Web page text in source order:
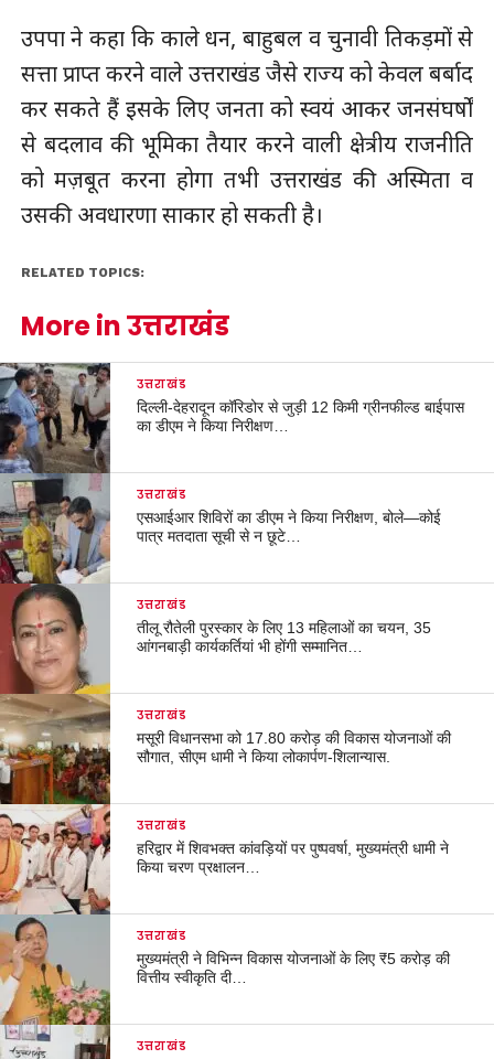
उपपा ने कहा कि काले धन, बाहुबल व चुनावी तिकड़मों से
सत्ता प्राप्त करने वाले उत्तराखंड जैसे राज्य को केवल बर्बाद
कर सकते हैं इसके लिए जनता को स्वयं आकर जनसंघर्षों
से बदलाव की भूमिका तैयार करने वाली क्षेत्रीय राजनीति
को मज़बूत करना होगा तभी उत्तराखंड की अस्मिता व
उसकी अवधारणा साकार हो सकती है।
RELATED TOPICS:
More in उत्तराखंड
उत्तराखंड
दिल्ली-देहरादून कॉरिडोर से जुड़ी 12 किमी ग्रीनफील्ड बाईपास
का डीएम ने किया निरीक्षण…
उत्तराखंड
एसआईआर शिविरों का डीएम ने किया निरीक्षण, बोले—कोई
पात्र मतदाता सूची से न छूटे…
उत्तराखंड
तीलू रौतेली पुरस्कार के लिए 13 महिलाओं का चयन, 35
आंगनबाड़ी कार्यकर्तियां भी होंगी सम्मानित…
उत्तराखंड
मसूरी विधानसभा को 17.80 करोड़ की विकास योजनाओं की
सौगात, सीएम धामी ने किया लोकार्पण-शिलान्यास.
उत्तराखंड
हरिद्वार में शिवभक्त कांवड़ियों पर पुष्पवर्षा, मुख्यमंत्री धामी ने
किया चरण प्रक्षालन…
उत्तराखंड
मुख्यमंत्री ने विभिन्न विकास योजनाओं के लिए ₹5 करोड़ की
वित्तीय स्वीकृति दी…
उत्तराखंड